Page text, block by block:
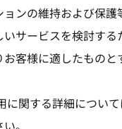
ンの維持および保護
サービスを検討す
客様に適したものと
に関する詳細につい
。